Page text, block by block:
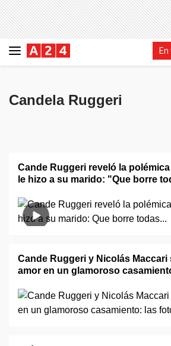
En
Candela Ruggeri
Cande Ruggeri reveló la
le hizo a su marido: "Que borre
Cande Ruggeri y Nicolás Maccari
amor en un glamoroso